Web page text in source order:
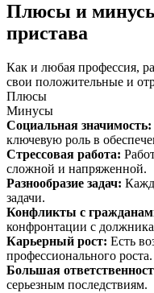
Плюсы и минусы
пристава
Как и любая профессия,
свои положительные и
Плюсы
Минусы
Социальная значимость:
ключевую роль в
Стрессовая работа:
сложной и напряженной.
Разнообразие задач:
задачи.
Конфликты с
конфронтации с
Карьерный рост: Есть
профессионального роста.
Большая
серьезным последствиям.